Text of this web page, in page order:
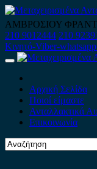
Skip
to
content
ΑΜΒΡΟΣΙΟΥ
210 9012444 210
Κινητό-Viber-
Primary
Αρχική Σελίδα
Ποιοί είμαστε
Ανταλλακτικά
Επικοινωνία